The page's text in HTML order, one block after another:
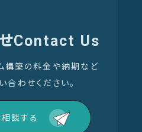
Contact Us
構築の料金や納期など
合わせください。
談する